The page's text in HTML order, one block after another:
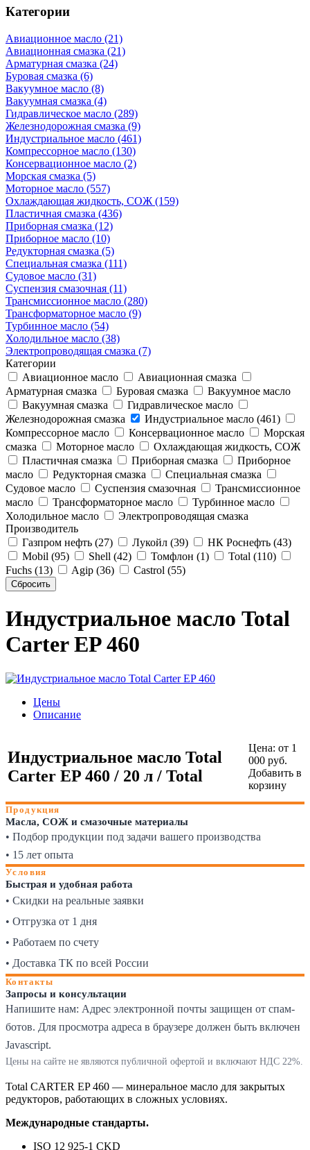
Категории
Авиационное масло (21)
Авиационная смазка (21)
Арматурная смазка (24)
Буровая смазка (6)
Вакуумное масло (8)
Вакуумная смазка (4)
Гидравлическое масло (289)
Железнодорожная смазка (9)
Индустриальное масло (461)
Компрессорное масло (130)
Консервационное масло (2)
Морская смазка (5)
Моторное масло (557)
Охлаждающая жидкость, СОЖ (159)
Пластичная смазка (436)
Приборная смазка (12)
Приборное масло (10)
Редукторная смазка (5)
Специальная смазка (111)
Судовое масло (31)
Суспензия смазочная (11)
Трансмиссионное масло (280)
Трансформаторное масло (9)
Турбинное масло (54)
Холодильное масло (38)
Электропроводящая смазка (7)
Категории
Авиационное масло
Авиационная смазка
Арматурная смазка
Буровая смазка
Вакуумное масло
Вакуумная смазка
Гидравлическое масло
Железнодорожная смазка
Индустриальное масло (461)
Компрессорное масло
Консервационное масло
Морская
смазка
Моторное масло
Охлаждающая жидкость, СОЖ
Пластичная смазка
Приборная смазка
Приборное
масло
Редукторная смазка
Специальная смазка
Судовое масло
Суспензия смазочная
Трансмиссионное
масло
Трансформаторное масло
Турбинное масло
Холодильное масло
Электропроводящая смазка
Производитель
Газпром нефть (27)
Лукойл (39)
НК Роснефть (43)
Mobil (95)
Shell (42) Томфлон (1)
Total (110)
Fuchs (13)
Agip (36) Castrol (55)
Индустриальное масло Total
Carter EP 460
Цены
Описание
Индустриальное масло Total
Carter EP 460 / 20 л / Total
Цена: от 1
000 руб.
Добавить в
корзину
Продукция
Масла, СОЖ и смазочные материалы
• Подбор продукции под задачи вашего производства
• 15 лет опыта
Условия
Быстрая и удобная работа
• Скидки на реальные заявки
• Отгрузка от 1 дня
• Работаем по счету
• Доставка ТК по всей России
Контакты
Запросы и консультации
Напишите нам: Адрес электронной почты защищен от спам-
ботов. Для просмотра адреса в браузере должен быть включен
Javascript.
Цены на сайте не являются публичной офертой и включают НДС 22%.
Total CARTER EP 460 — минеральное масло для закрытых
редукторов, работающих в сложных условиях.
Международные стандарты.
ISO 12 925-1 CKD